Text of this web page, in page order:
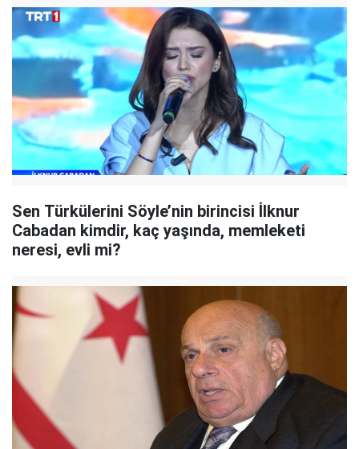
Sen Türkülerini Söyle’nin birincisi İlknur
Cabadan kimdir, kaç yaşında, memleketi
neresi, evli mi?